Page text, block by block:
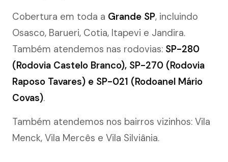
Cobertura em toda a Grande SP, incluindo
Osasco, Barueri, Cotia, Itapevi e Jandira.
Também atendemos nas rodovias: SP-280
(Rodovia Castelo Branco), SP-270 (Rodovia
Raposo Tavares) e SP-021 (Rodoanel Mário
Covas).
Também atendemos nos bairros vizinhos: Vila
Menck, Vila Mercês e Vila Silviânia.